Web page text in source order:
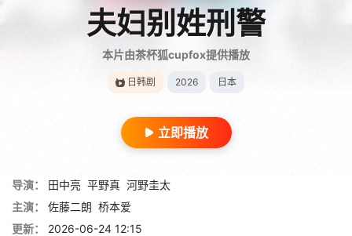
夫妇别姓刑警
本片由茶杯狐cupfox提供播放
日韩剧 2026 日本
立即播放
导演： 田中亮 平野真 河野圭太
主演：
佐藤二朗 桥本爱
更新：
2026-06-24 12:15